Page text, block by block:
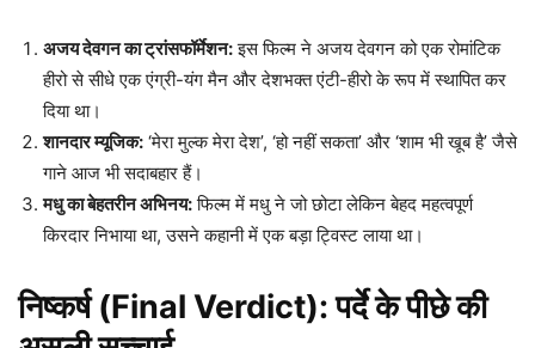
अजय देवगन का ट्रांसफॉर्मेशन:इस फिल्म ने अजय देवगन को एक रोमांटिक
हीरो से सीधे एक एंग्री-यंग मैन और देशभक्त एंटी-हीरो के रूप में स्थापित कर
दिया था।
शानदार म्यूजिक: ‘मेरा मुल्क मेरा देश’, ‘हो नहीं सकता’ और ‘शाम भी खूब है’ जैसे
गाने आज भी सदाबहार हैं।
मधु का बेहतरीन अभिनय:फिल्म में मधु ने जो छोटा लेकिन बेहद महत्वपूर्ण
किरदार निभाया था, उसने कहानी में एक बड़ा ट्विस्ट लाया था।
निष्कर्ष (Final Verdict): पर्दे के पीछे की